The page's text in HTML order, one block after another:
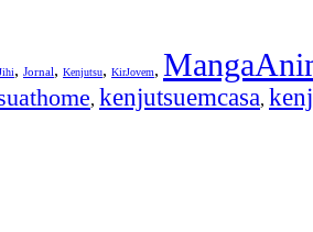
, Jornal, Kenjutsu, KirJovem,
, kenjutsuemcasa,